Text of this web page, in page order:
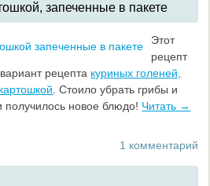
запеченные в пакете
Этот
рецепт
рецепта куриных голеней,
. Стоило убрать грибы и
новое блюдо! Читать →
1 комментарий